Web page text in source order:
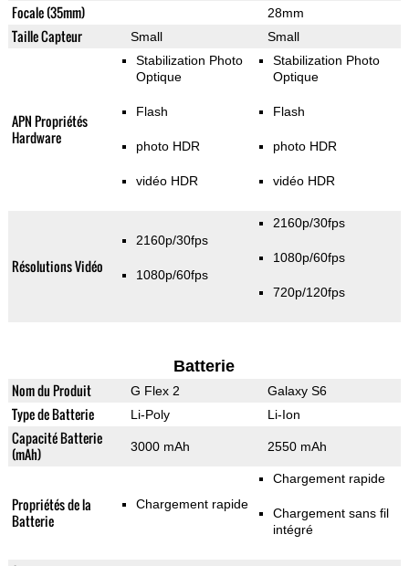
Focale (35mm) 28mm
Taille Capteur Small Small
APN Propriétés
Hardware
Stabilization Photo
Optique
Flash
photo HDR
vidéo HDR
Stabilization Photo
Optique
Flash
photo HDR
vidéo HDR
Résolutions Vidéo
2160p/30fps
1080p/60fps
2160p/30fps
1080p/60fps
720p/120fps
Batterie
Nom du Produit G Flex 2 Galaxy S6
Type de Batterie Li-Poly Li-Ion
Capacité Batterie
(mAh)
3000 mAh 2550 mAh
Propriétés de la
Batterie
Chargement rapide
Chargement rapide
Chargement sans fil
intégré